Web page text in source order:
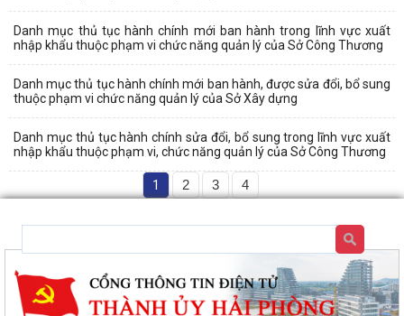
Danh mục thủ tục hành chính mới ban hành trong lĩnh vực xuất
nhập khẩu thuộc phạm vi chức năng quản lý của Sở Công Thương
Danh mục thủ tục hành chính mới ban hành, được sửa đổi, bổ sung
thuộc phạm vi chức năng quản lý của Sở Xây dựng
Danh mục thủ tục hành chính sửa đổi, bổ sung trong lĩnh vực xuất
nhập khẩu thuộc phạm vi, chức năng quản lý của Sở Công Thương
1 2 3 4